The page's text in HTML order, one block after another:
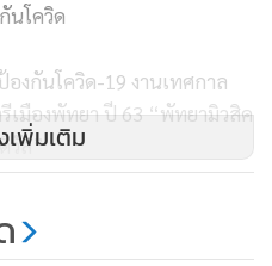
นโควิด
องกันโควิด-19 งานเทศกาล
เมืองพัทยา ปี 63 “พัทยามิวสิค
วัล”
พิ่มเติม